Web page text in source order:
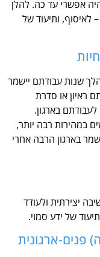
אפשרי עד כה. להלן
לאיסוף, ותיעוד של
שנות עבודתם יישמר
ראיון או סדרת
בארגון.
במהירות רבה יותר,
בארגון הרבה אחרי
יצירתית ולעודד
של ידע סמוי.
פנים-ארגונית